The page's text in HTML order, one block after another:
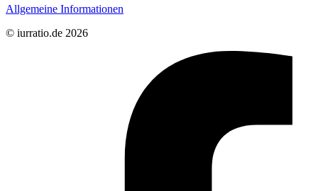
Allgemeine Informationen
© iurratio.de 2026